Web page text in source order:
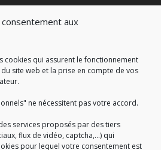
aux
cookies qui assurent le fonctionnement
site web et la prise en compte de vos
ne nécessitent pas votre accord.
services proposés par des tiers
flux de vidéo, captcha,...) qui
pour lequel votre consentement est